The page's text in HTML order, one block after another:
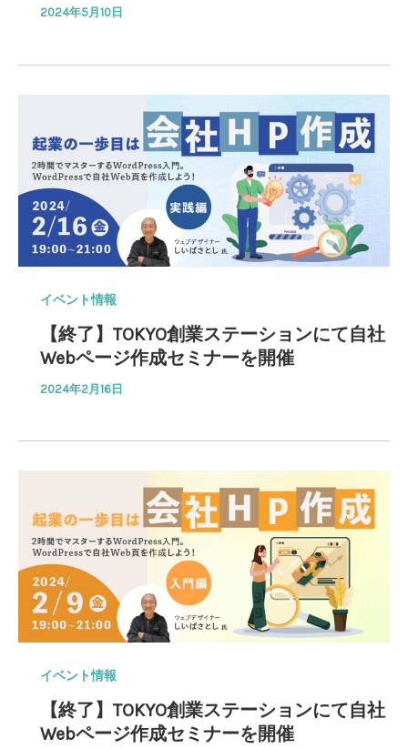
2024年5月10日
イベント情報
【終了】TOKYO創業ステーションにて自社
Webページ作成セミナーを開催
2024年2月16日
イベント情報
【終了】TOKYO創業ステーションにて自社
Webページ作成セミナーを開催